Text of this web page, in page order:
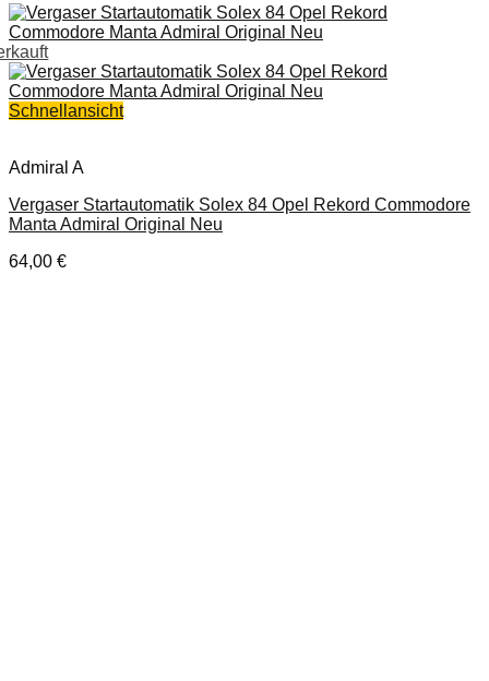
Schnellansicht
Admiral A
Vergaser Startautomatik Solex 84 Opel Rekord Commodore
Manta Admiral Original Neu
64,00 €